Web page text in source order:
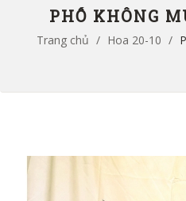
PHỐ KHÔNG
Trang chủ / Hoa 20-10 /